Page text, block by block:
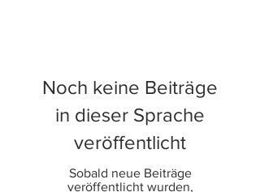
Noch keine Beiträge
in dieser Sprache
veröffentlicht
Sobald neue Beiträge
veröffentlicht wurden,